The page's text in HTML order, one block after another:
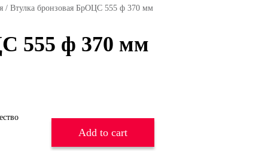
/ Втулка бронзовая БрОЦС 555 ф 370 мм
555 ф 370 мм
Add to cart